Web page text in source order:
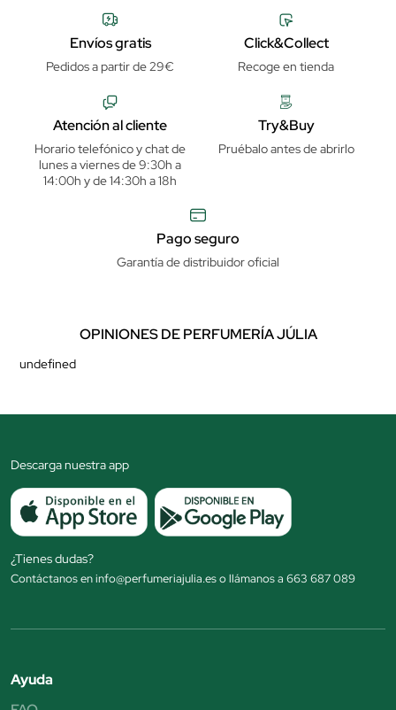
Envíos gratis
Pedidos a partir de 29€
Click&Collect
Recoge en tienda
Atención al cliente
Horario telefónico y chat de
lunes a viernes de 9:30h a
14:00h y de 14:30h a 18h
Try&Buy
Pruébalo antes de abrirlo
Pago seguro
Garantía de distribuidor oficial
OPINIONES DE PERFUMERÍA JÚLIA
undefined
Descarga nuestra app
¿Tienes dudas?
Contáctanos en info@perfumeriajulia.es o llámanos a 663 687 089
Ayuda